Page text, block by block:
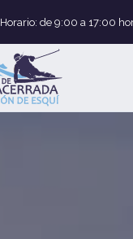
Horario: de 9:00 a 17:00